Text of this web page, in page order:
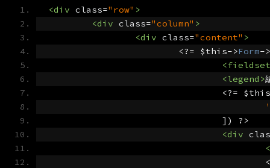
<div class="row" >
<div class="column" >
<div class="content" >
<?= $this->Form->
<legend>
<?= $this
])
?>
<div